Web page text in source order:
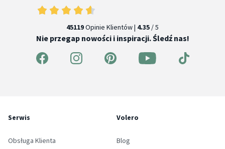
45119Opinie Klientów | 4.35 / 5
Nie przegap nowości i inspiracji. Śledź nas!
Serwis
Obsługa Klienta
Volero
Blog